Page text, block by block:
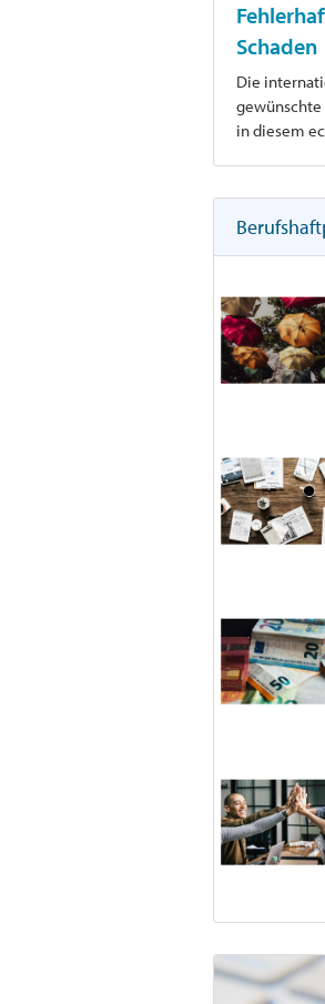
Schaden
Die
gewünschte
in diesem